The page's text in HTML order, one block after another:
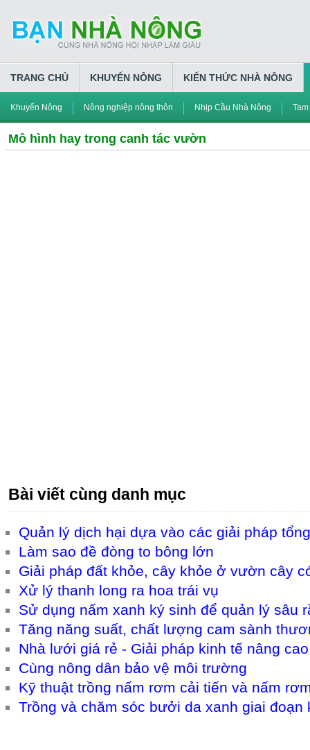
TRANG CHỦ KHUYẾN NÔNG KIẾN THỨC NHÀ NÔNG
Khuyến Nông Nông nghiệp nông thôn Nhịp Cầu Nhà Nông
Mô hình hay trong canh tác vườn
Bài viết cùng danh mục
Quản lý dịch hại dựa vào các giải pháp
Làm sao đề đòng to bông lớn
Giải pháp đất khỏe, cây khỏe ở vườn cây
Xử lý thanh long ra hoa trái vụ
Sử dụng nấm xanh ký sinh để quản lý sâu
Tăng năng suất, chất lượng cam sành
Nhà lưới giá rẻ - Giải pháp kinh tế nâng
Cùng nông dân bảo vệ môi trường
Kỹ thuật trồng nấm rơm cải tiến và nấm
Trồng và chăm sóc bưởi da xanh giai đoạn